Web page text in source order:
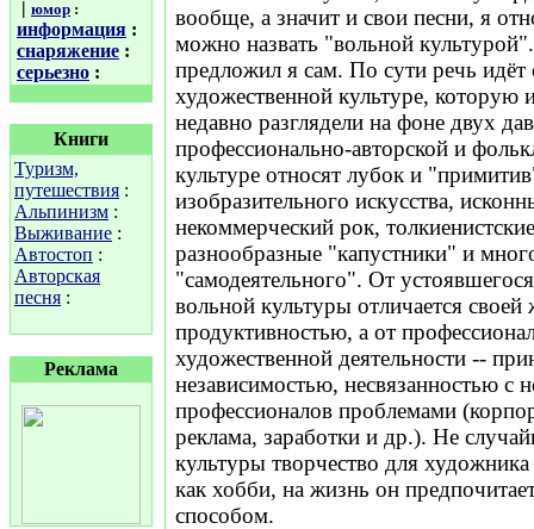
| юмор :
информация :
снаряжение :
серьезно :
Книги
Туризм,
путешествия :
Альпинизм :
Выживание :
Автостоп :
Авторская
песня :
Реклама
вообще, а значит и свои песни, я
можно назвать "вольной
предложил я сам. По сути речь идёт
художественной культуре, которую
недавно разглядели на фоне двух
профессионально-авторской и
культуре относят лубок и
изобразительного искусства,
некоммерческий рок,
разнообразные "капустники" и
"самодеятельного". От
вольной культуры отличается
продуктивностью, а от
художественной деятельности --
независимостью, несвязанностью с
профессионалов проблемами
реклама, заработки и др.). Не
культуры творчество для
как хобби, на жизнь он
способом.